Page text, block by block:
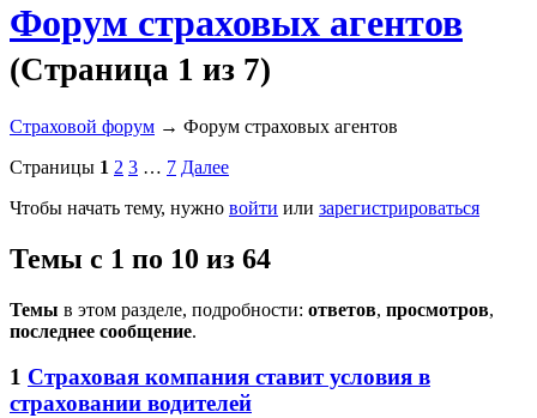
Форум страховых агентов
(Страница 1 из 7)
Страховой форум → Форум страховых агентов
Страницы 1 2 3 … 7 Далее
Чтобы начать тему, нужно войти или зарегистрироваться
Темы с 1 по 10 из 64
Темы в этом разделе, подробности: ответов, просмотров,
последнее сообщение.
1 Страховая компания ставит условия в
страховании водителей